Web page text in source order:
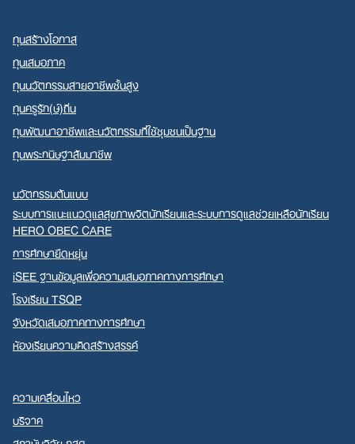
ทุนสร้างโอกาส
ทุนเสมอภาค
ทุนนวัตกรรมสายอาชีพชั้นสูง
ทุนครูรัก(ษ์)ถิ่น
ทุนพัฒนาอาชีพและนวัตกรรมที่ใช้ชุมชนเป็นฐาน
ทุนพระกนิษฐาสัมมาชีพ
นวัตกรรมต้นแบบ
ระบบการแนะแนวดูแลสุขภาพจิตนักเรียนและระบบการดูแลช่วยเหลือนักเรียน
HERO OBEC CARE
การศึกษายืดหยุ่น
iSEE ฐานข้อมูลเพื่อความเสมอภาคทางการศึกษา
โรงเรียน TSQP
จังหวัดเสมอภาคทางการศึกษา
ห้องเรียนความคิดสร้างสรรค์
ความเคลื่อนไหว
บริจาค